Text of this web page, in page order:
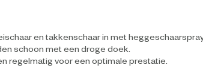
en takkenschaar in met
schoon met een droge doek.
regelmatig voor een optimale prestatie.